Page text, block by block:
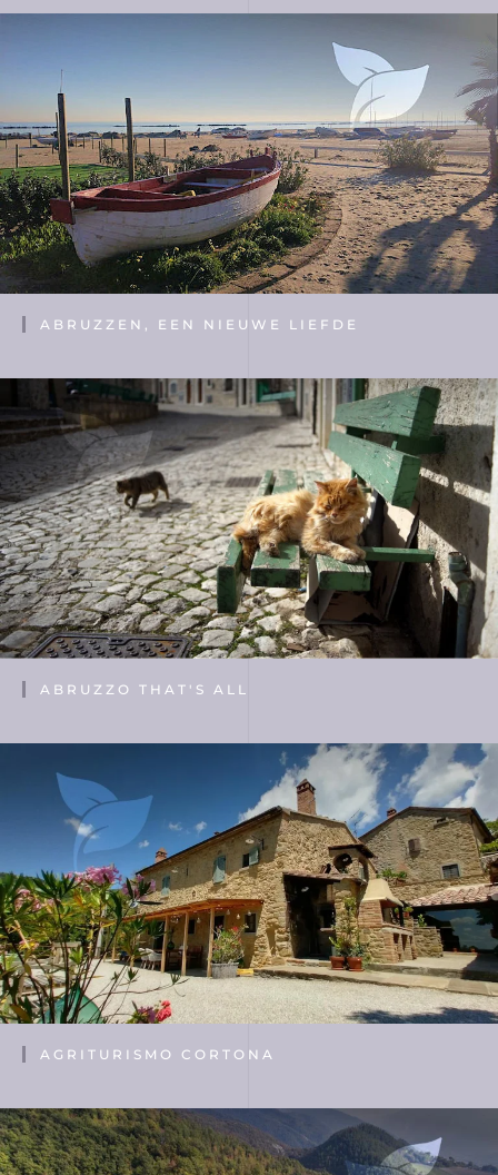
ABRUZZEN, EEN NIEUWE LIEFDE
ABRUZZO THAT'S ALL
AGRITURISMO CORTONA